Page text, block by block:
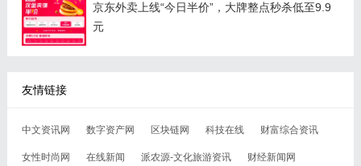
京东外卖上线“今日半价”，大牌整点秒杀低至9.9
元
友情链接
中文资讯网 数字资产网 区块链网 科技在线 财富综合资讯
女性时尚网 在线新闻 派农源-文化旅游资讯 财经新闻网